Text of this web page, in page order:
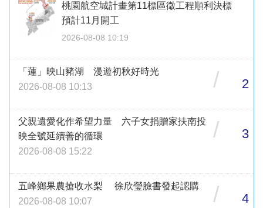
桃園航空城計畫第11標區徵工程順利決標
預計11月開工
2026-08-08 10:19
「蓮」映山豬湖 漫遊初秋好時光
2026-08-08 10:13
/ 2
父親遺愛化作希望力量 六子女捐贈家扶南投
映全號延續善的循環
2026-08-08 15:22
/ 3
五峰鄉果農搶收水梨 徐欣瑩臉書發起認購
2026-08-08 10:07
/ 4